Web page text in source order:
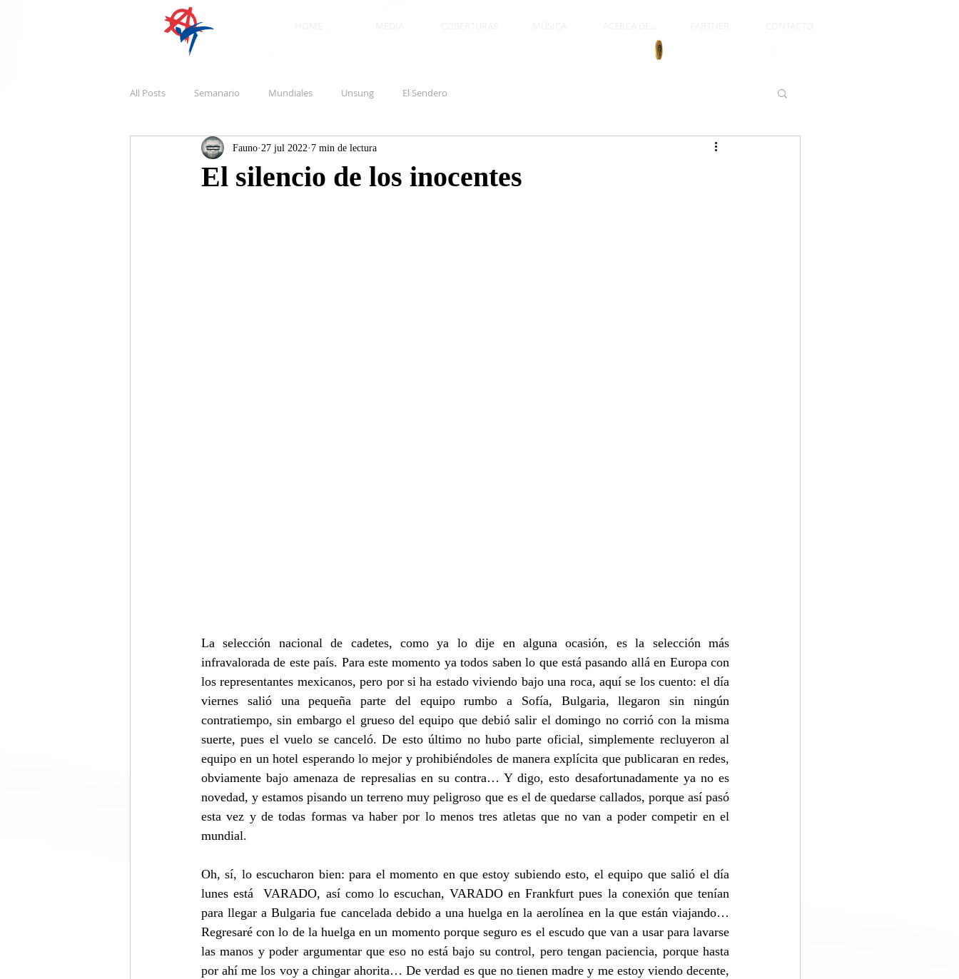
All Posts Semanario Mundiales Unsung El Sendero
El silencio de los inocentes
Fauno 27 jul 2022 7 min de lectura
La selección nacional de cadetes, como ya lo dije en alguna ocasión, es la selección más
infravalorada de este país. Para este momento ya todos saben lo que está pasando allá en Europa con
los representantes mexicanos, pero por si ha estado viviendo bajo una roca, aquí se los cuento: el día
viernes salió una pequeña parte del equipo rumbo a Sofía, Bulgaria, llegaron sin ningún
contratiempo, sin embargo el grueso del equipo que debió salir el domingo no corrió con la misma
suerte, pues el vuelo se canceló. De esto último no hubo parte oficial, simplemente recluyeron al
equipo en un hotel esperando lo mejor y prohibiéndoles de manera explícita que publicaran en redes,
obviamente bajo amenaza de represalias en su contra… Y digo, esto desafortunadamente ya no es
novedad, y estamos pisando un terreno muy peligroso que es el de quedarse callados, porque así pasó
esta vez y de todas formas va haber por lo menos tres atletas que no van a poder competir en el
mundial.
Oh, sí, lo escucharon bien: para el momento en que estoy subiendo esto, el equipo que salió el día
lunes está  VARADO, así como lo escuchan, VARADO en Frankfurt pues la conexión que tenían
para llegar a Bulgaria fue cancelada debido a una huelga en la aerolínea en la que están viajando…
Regresaré con lo de la huelga en un momento porque seguro es el escudo que van a usar para lavarse
las manos y poder argumentar que eso no está bajo su control, pero tengan paciencia, porque hasta
por ahí me los voy a chingar ahorita… De verdad es que no tienen madre y me estoy viendo decente,